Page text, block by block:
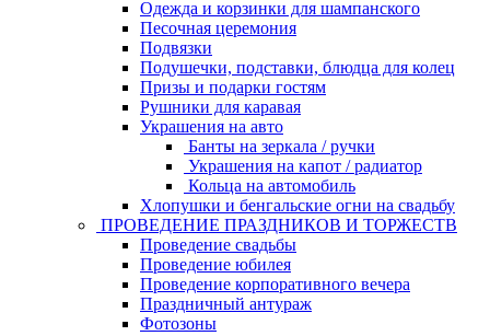
Одежда и корзинки для шампанского
Песочная церемония
Подвязки
Подушечки, подставки, блюдца для колец
Призы и подарки гостям
Рушники для каравая
Украшения на авто
Банты на зеркала / ручки
Украшения на капот / радиатор
Кольца на автомобиль
Хлопушки и бенгальские огни на свадьбу
ПРОВЕДЕНИЕ ПРАЗДНИКОВ И ТОРЖЕСТВ
Проведение свадьбы
Проведение юбилея
Проведение корпоративного вечера
Праздничный антураж
Фотозоны